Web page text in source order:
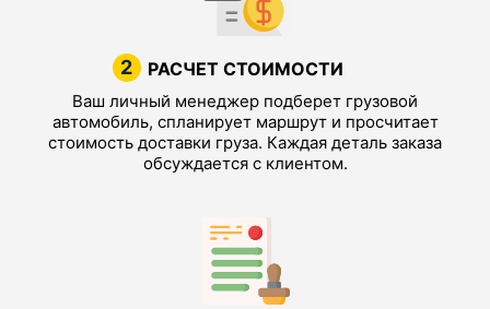
2 РАСЧЕТ СТОИМОСТИ
Ваш личный менеджер подберет грузовой
автомобиль, спланирует маршрут и просчитает
стоимость доставки груза. Каждая деталь заказа
обсуждается с клиентом.